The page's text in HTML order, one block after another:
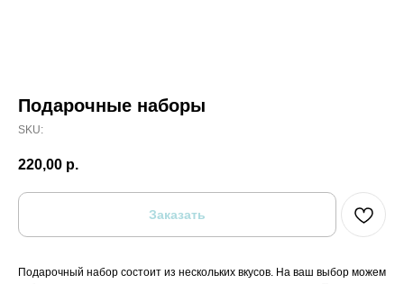
Подарочные наборы
SKU:
220,00 р.
Заказать
Подарочный набор состоит из нескольких вкусов. На ваш выбор можем